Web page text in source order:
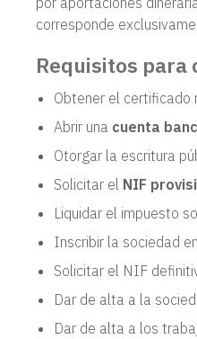
corresponde
Requisitos
Obtener el certificado
Abrir una cuenta
Otorgar la escritura
Solicitar el NIF
Liquidar el impuesto
Inscribir la sociedad
Solicitar el NIF
Dar de alta a la
Dar de alta a los